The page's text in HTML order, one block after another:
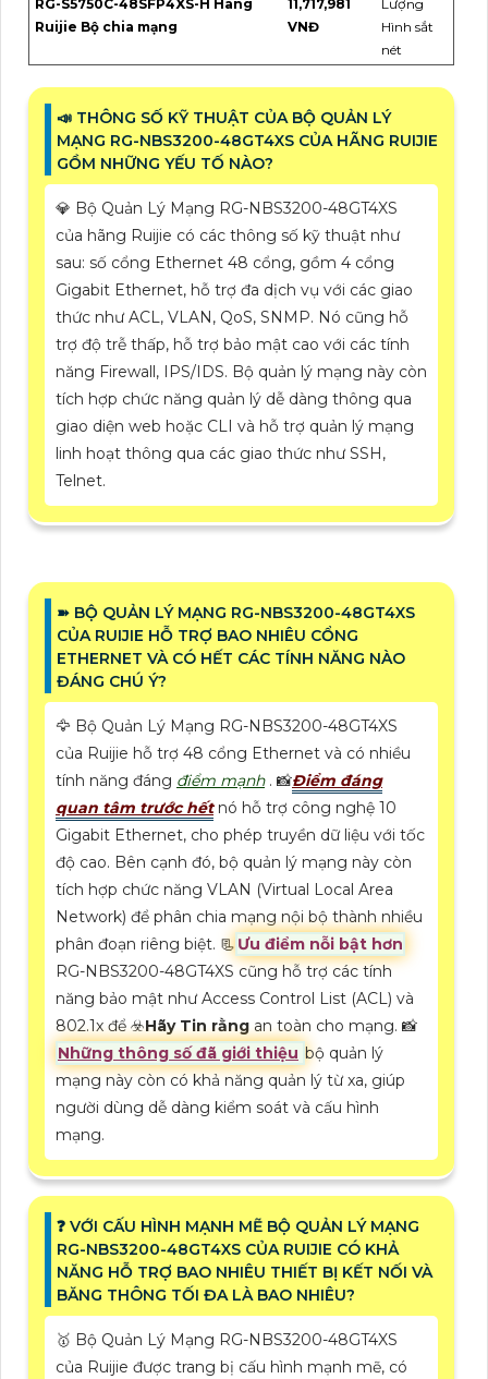
RG-S5750C-48SFP4XS-H Hãng
Ruijie Bộ chia mạng
11,717,981
VNĐ
Lượng
Hình sắt
nét
📣 THÔNG SỐ KỸ THUẬT CỦA BỘ QUẢN LÝ
MẠNG RG-NBS3200-48GT4XS CỦA HÃNG RUIJIE
GỒM NHỮNG YẾU TỐ NÀO?
💎 Bộ Quản Lý Mạng RG-NBS3200-48GT4XS
của hãng Ruijie có các thông số kỹ thuật như
sau: số cổng Ethernet 48 cổng, gồm 4 cổng
Gigabit Ethernet, hỗ trợ đa dịch vụ với các giao
thức như ACL, VLAN, QoS, SNMP. Nó cũng hỗ
trợ độ trễ thấp, hỗ trợ bảo mật cao với các tính
năng Firewall, IPS/IDS. Bộ quản lý mạng này còn
tích hợp chức năng quản lý dễ dàng thông qua
giao diện web hoặc CLI và hỗ trợ quản lý mạng
linh hoạt thông qua các giao thức như SSH,
Telnet.
➽ BỘ QUẢN LÝ MẠNG RG-NBS3200-48GT4XS
CỦA RUIJIE HỖ TRỢ BAO NHIÊU CỔNG
ETHERNET VÀ CÓ HẾT CÁC TÍNH NĂNG NÀO
ĐÁNG CHÚ Ý?
🦅 Bộ Quản Lý Mạng RG-NBS3200-48GT4XS
của Ruijie hỗ trợ 48 cổng Ethernet và có nhiều
tính năng đáng điểm mạnh. 📸Điểm đáng
quan tâm trước hếtnó hỗ trợ công nghệ 10
Gigabit Ethernet, cho phép truyền dữ liệu với tốc
độ cao. Bên cạnh đó, bộ quản lý mạng này còn
tích hợp chức năng VLAN (Virtual Local Area
Network) để phân chia mạng nội bộ thành nhiều
phân đoạn riêng biệt. 📃 Ưu điểm nỗi bật hơn
RG-NBS3200-48GT4XS cũng hỗ trợ các tính
năng bảo mật như Access Control List (ACL) và
802.1x để ☣️Hãy Tin rằng an toàn cho mạng. 📸
Những thông số đã giới thiệu bộ quản lý
mạng này còn có khả năng quản lý từ xa, giúp
người dùng dễ dàng kiểm soát và cấu hình
mạng.
❓ VỚI CẤU HÌNH MẠNH MẼ BỘ QUẢN LÝ MẠNG
RG-NBS3200-48GT4XS CỦA RUIJIE CÓ KHẢ
NĂNG HỖ TRỢ BAO NHIÊU THIẾT BỊ KẾT NỐI VÀ
BĂNG THÔNG TỐI ĐA LÀ BAO NHIÊU?
🥇 Bộ Quản Lý Mạng RG-NBS3200-48GT4XS
của Ruijie được trang bị cấu hình mạnh mẽ, có